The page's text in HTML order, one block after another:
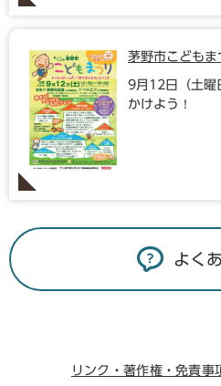
茅野市こどもま
9月12日（土曜
かけよう！
よく
リンク・著作権・免責事